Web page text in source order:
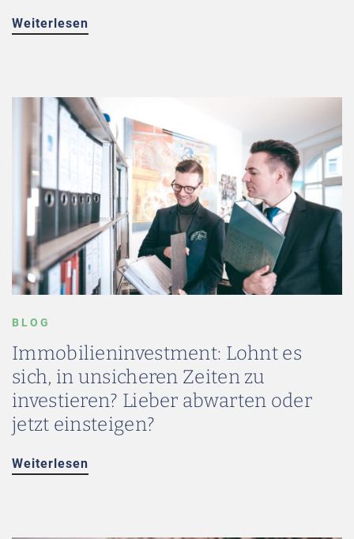
Weiterlesen
BLOG
Immobilieninvestment: Lohnt es
sich, in unsicheren Zeiten zu
investieren? Lieber abwarten oder
jetzt einsteigen?
Weiterlesen